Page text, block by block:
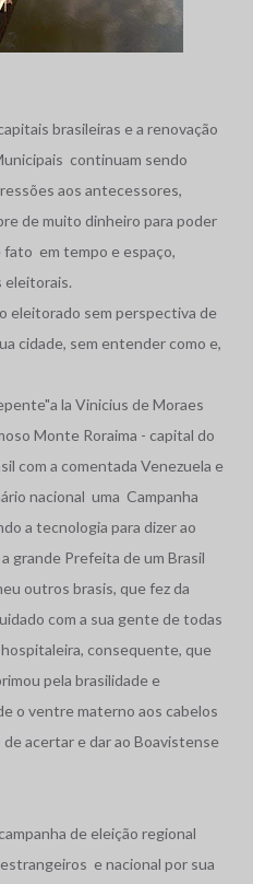
brasileiras e a renovação
continuam sendo
aos antecessores,
de muito dinheiro para poder
fato em tempo e espaço,
eleitorais.
eleitorado sem perspectiva de
cidade, sem entender como e,
la Vinicius de Moraes
Monte Roraima - capital do
com a comentada Venezuela e
nacional uma Campanha
a tecnologia para dizer ao
grande Prefeita de um Brasil
outros brasis, que fez da
com a sua gente de todas
consequente, que
pela brasilidade e
o ventre materno aos cabelos
acertar e dar ao Boavistense
de eleição regional
e nacional por sua